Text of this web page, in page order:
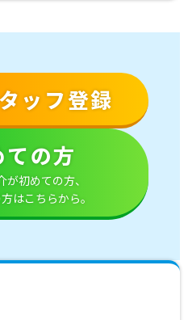
ッフ登録
の方
初めての方、
はこちらから。